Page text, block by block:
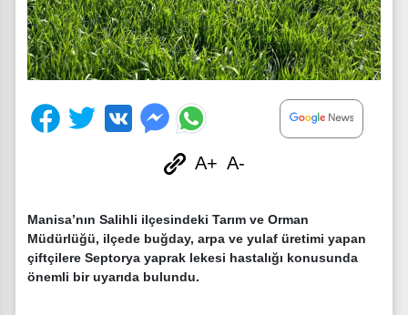
A+ A-
Manisa’nın Salihli ilçesindeki Tarım ve Orman
Müdürlüğü, ilçede buğday, arpa ve yulaf üretimi yapan
çiftçilere Septorya yaprak lekesi hastalığı konusunda
önemli bir uyarıda bulundu.